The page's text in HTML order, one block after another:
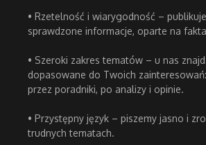
• Rzetelność i wiarygodność –
sprawdzone informacje, oparte na
• Szeroki zakres tematów – u nas
dopasowane do Twoich
przez poradniki, po analizy i opinie.
• Przystępny język – piszemy jasno i
trudnych tematach.